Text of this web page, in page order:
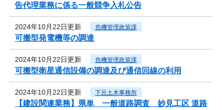
告代理業務に係る一般競争入札公告
2024年10月22日更新 危機管理政策課
可搬型発電機等の調達
2024年10月22日更新 危機管理政策課
可搬型衛星通信設備の調達及び通信回線の利用
2024年10月22日更新 下呂土木事務所
【建設関連業務】県単 一般道路調査 妙見工区 道路